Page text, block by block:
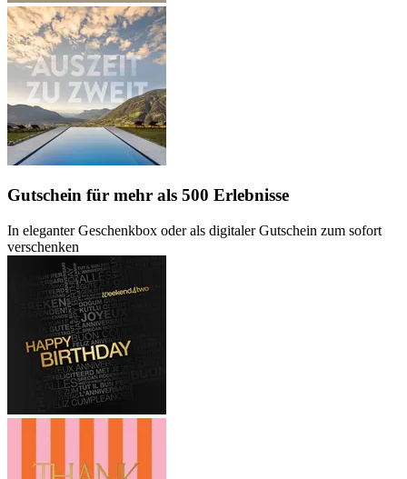
Gutschein für mehr als 500 Erlebnisse
In eleganter Geschenkbox oder als digitaler Gutschein zum sofort
verschenken